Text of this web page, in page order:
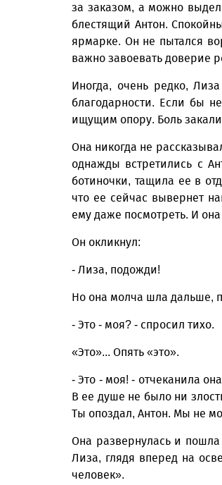
за заказом, а можно
блестящий Антон.
ярмарке. Он не пытался
важно завоевать доверие
Иногда, очень редко,
благодарности. Если бы
ищущим опору. Боль
Она никогда не
однажды встретились с
ботиночки, тащила ее в
что ее сейчас вывернет
ему даже посмотреть. И
Он окликнул:
- Лиза, подожди!
Но она молча шла дальше,
- Это - моя? - спросил тихо.
«Это»... Опять «это».
- Это - моя! - отчеканила
В ее душе не было ни
Ты опоздал, Антон. Мы не
Она развернулась и
Лиза, глядя вперед на
человек».